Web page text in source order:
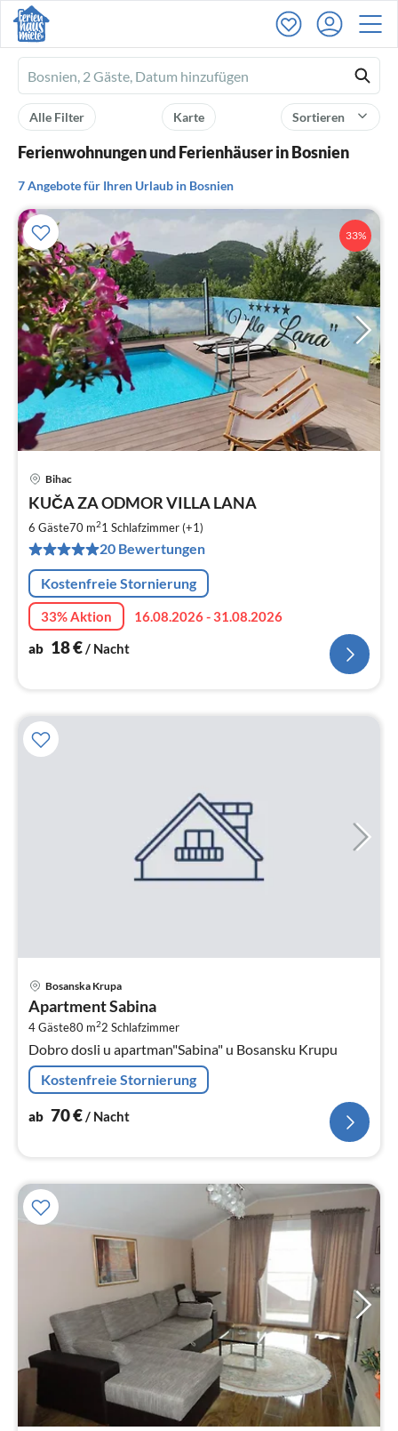
Ferienhausmiete
logo
Sortieren
Karte
Alle Filter
Ferienwohnungen und Ferienhäuser in Bosnien
7 Angebote für Ihren Urlaub in Bosnien
33%
Bihac
KUČA ZA ODMOR VILLA LANA
6 Gäste70 m21 Schlafzimmer (+1)
20 Bewertungen
Kostenfreie Stornierung
33% Aktion
16.08.2026 - 31.08.2026
ab 18€/ Nacht
Bosanska Krupa
Apartment Sabina
4 Gäste80 m22 Schlafzimmer
Dobro dosli u apartman"Sabina" u Bosansku Krupu
Kostenfreie Stornierung
ab 70€/ Nacht